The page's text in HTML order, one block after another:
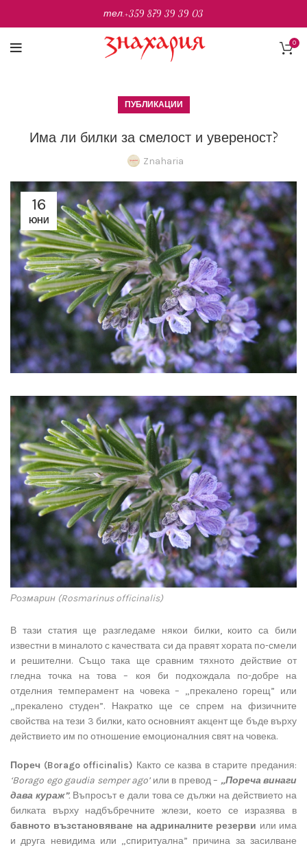
0
ПУБЛИКАЦИИ
Има ли билки за смелост и увереност?
Znaharia
16
ЮНИ
Розмарин (Rosmarinus officinalis)
В тази статия ще разгледаме някои билки, които са били
известни в миналото с качествата си да правят хората по-смели
и решителни. Също така ще сравним тяхното действие от
гледна точка на това – коя би подхождала по-добре на
отделния темперамент на човека – „прекалено горещ” или
„прекалено студен”. Накратко ще се спрем на физичните
свойства на тези 3 билки, като основният акцент ще бъде върху
действието им по отношение емоционалния свят на човека.
Пореч (Borago officinalis) Както се казва в старите предания:
‘Borago ego gaudia semper ago’или в превод – „Пореча винаги
дава кураж”. Въпросът е дали това се дължи на действието на
билката върху надбъбречните жлези, което се изразява в
бавното възстановяване на адриналните резерви или има
и друга невидима или „спиритуална” причина за засилване
тел.+359 879 39 39 03